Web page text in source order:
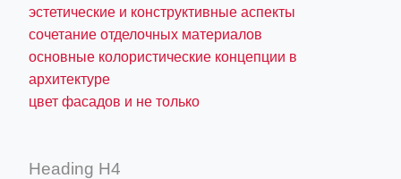
эстетические и конструктивные аспекты
сочетание отделочных материалов
основные колористические концепции в
архитектуре
цвет фасадов и не только
Heading H4